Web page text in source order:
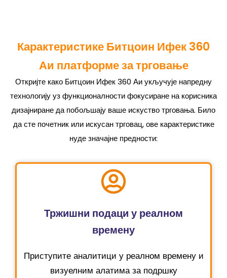
Карактеристике Битцоин Ифек 360
Аи платформе за трговање
Откријте како Битцоин Ифек 360 Аи укључује напредну
технологију уз функционалности фокусиране на корисника
дизајниране да побољшају ваше искуство трговања. Било
да сте почетник или искусан трговац, ове карактеристике
нуде значајне предности:
Тржишни подаци у реалном
времену
Приступите аналитици у реалном времену и
визуелним алатима за подршку